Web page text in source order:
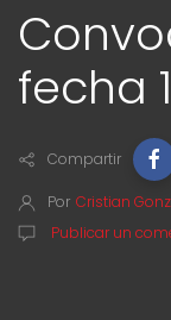
fecha 1
Compartir
Por Cristian
Publicar un